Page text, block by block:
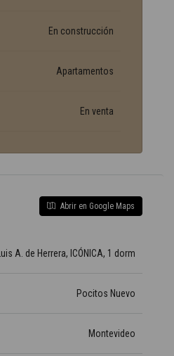
En construcción
Apartamentos
En venta
Abrir en Google Maps
Luis A. de Herrera, ICÓNICA, 1 dorm
Pocitos Nuevo
Montevideo